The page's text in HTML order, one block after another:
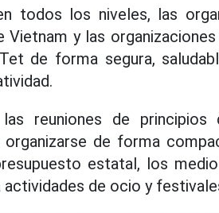
todos los niveles, las
y las
de forma segura,
reuniones de
de forma
estatal, los
de ocio y